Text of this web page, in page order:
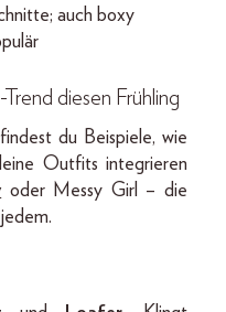
auch boxy
diesen Frühling
du Beispiele, wie
Outfits integrieren
oder Messy Girl – die